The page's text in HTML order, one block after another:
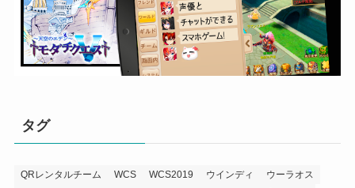
タグ
QRレンタルチーム WCS WCS2019 ウインディ
ウーラオス